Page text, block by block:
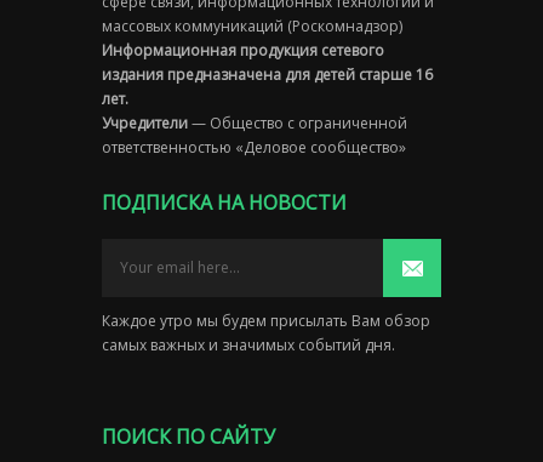
массовых коммуникаций (Роскомнадзор)
Информационная продукция сетевого
издания предназначена для детей старше 16
лет.
Учредители— Общество с ограниченной
ответственностью «Деловое сообщество»
ПОДПИСКА НА НОВОСТИ
Каждое утро мы будем присылать Вам обзор
самых важных и значимых событий дня.
ПОИСК ПО САЙТУ